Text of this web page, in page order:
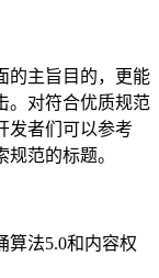
主旨目的，更能
。对符合优质规范
发者们可以参考
范的标题。
法5.0和内容权